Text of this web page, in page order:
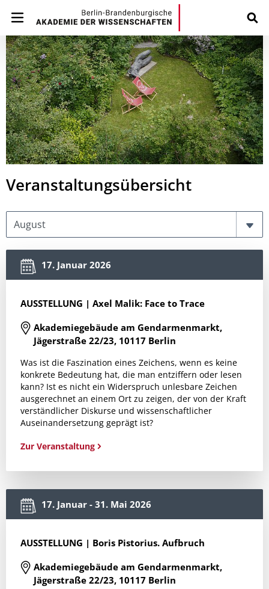
Veranstaltungsübersicht
Month
17. Januar 2026
AUSSTELLUNG | Axel Malik: Face to Trace
Akademiegebäude am Gendarmenmarkt,
Jägerstraße 22/23, 10117 Berlin
Was ist die Faszination eines Zeichens, wenn es keine
konkrete Bedeutung hat, die man entziffern oder lesen
kann? Ist es nicht ein Widerspruch unlesbare Zeichen
ausgerechnet an einem Ort zu zeigen, der von der Kraft
verständlicher Diskurse und wissenschaftlicher
Auseinandersetzung geprägt ist?
Zur Veranstaltung
17. Januar - 31. Mai 2026
AUSSTELLUNG | Boris Pistorius. Aufbruch
Akademiegebäude am Gendarmenmarkt,
Jägerstraße 22/23, 10117 Berlin